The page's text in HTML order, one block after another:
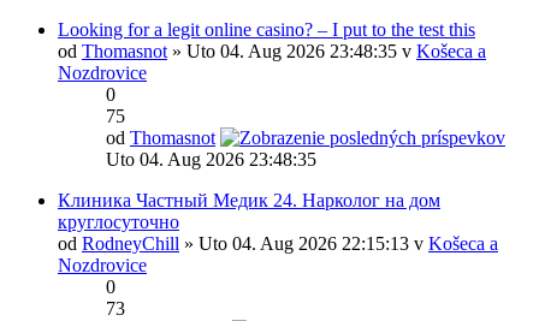
Looking for a legit online casino? – I put to the test this
od Thomasnot » Uto 04. Aug 2026 23:48:35 v Košeca a
Nozdrovice
0
75
od Thomasnot
Uto 04. Aug 2026 23:48:35
Клиника Частный Медик 24. Нарколог на дом
круглосуточно
od RodneyChill » Uto 04. Aug 2026 22:15:13 v Košeca a
Nozdrovice
0
73